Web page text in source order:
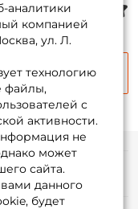
аналитики
компанией
ул. Л.
технологию
файлы,
с
активности.
не
может
сайта.
данного
будет